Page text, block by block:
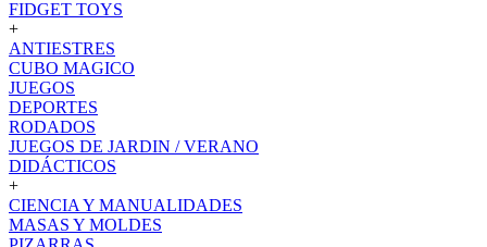
FIDGET TOYS
+
ANTIESTRES
CUBO MAGICO
JUEGOS
DEPORTES
RODADOS
JUEGOS DE JARDIN / VERANO
DIDÁCTICOS
+
CIENCIA Y MANUALIDADES
MASAS Y MOLDES